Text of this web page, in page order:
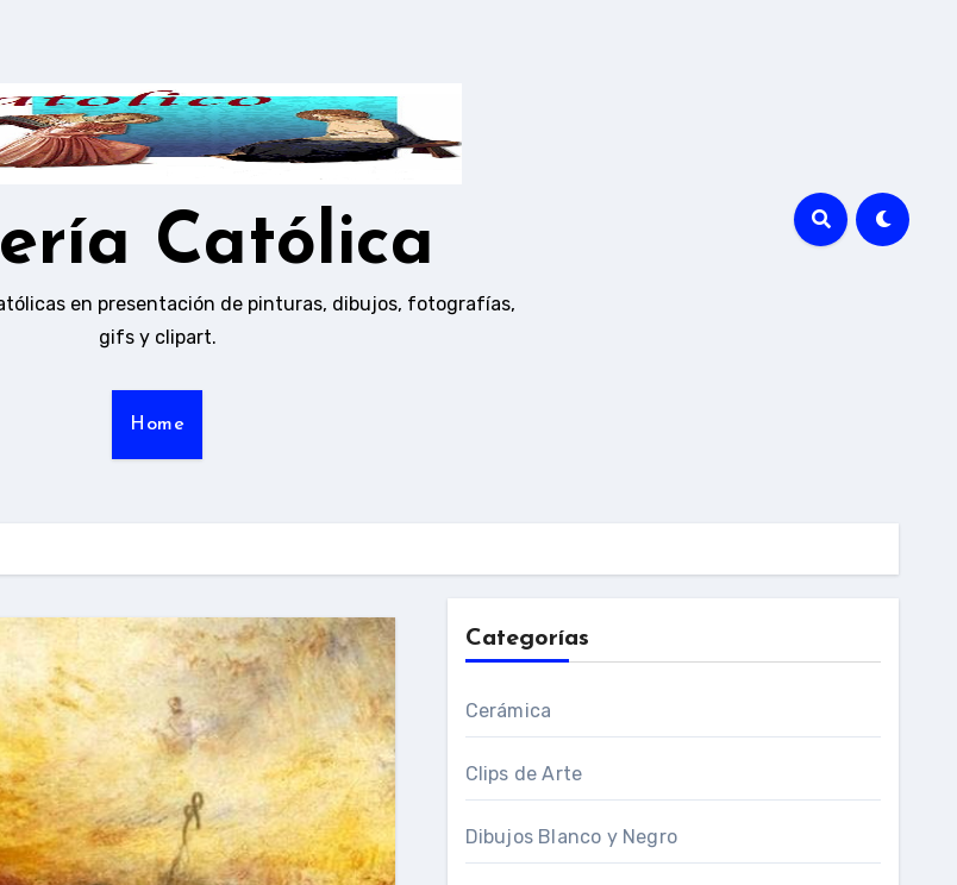
Católica
en presentación de pinturas, dibujos, fotografías,
gifs y clipart.
Home
Categorías
Cerámica
Clips de Arte
Dibujos Blanco y Negro